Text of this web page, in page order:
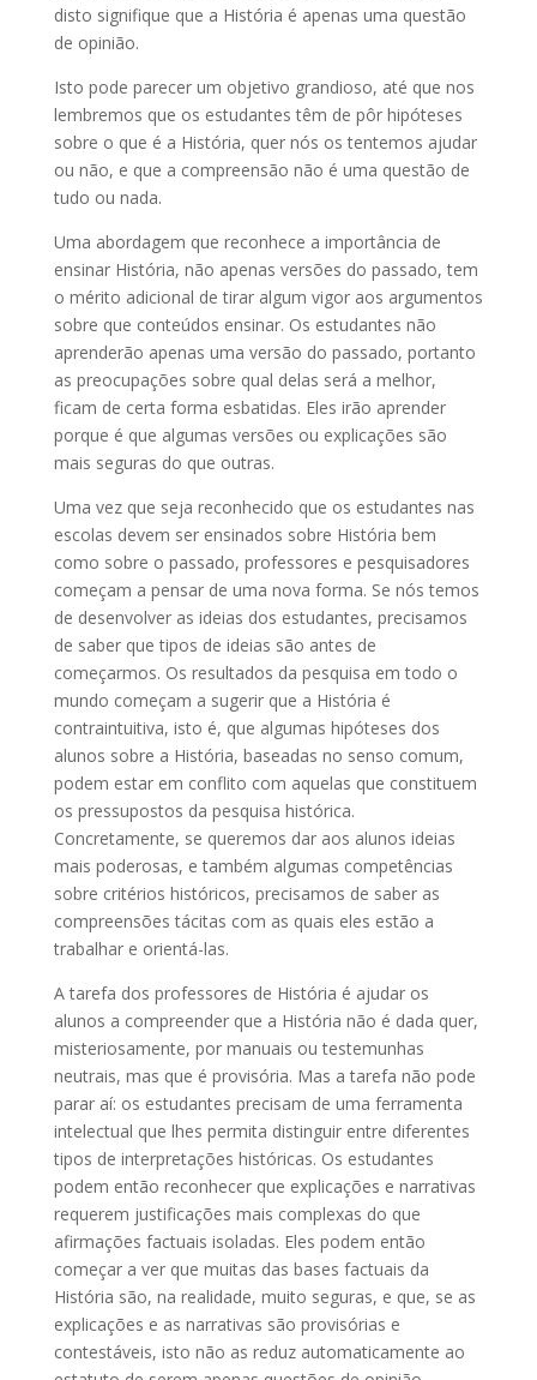
disto signifique que a História é apenas uma questão
de opinião.
Isto pode parecer um objetivo grandioso, até que nos
lembremos que os estudantes têm de pôr hipóteses
sobre o que é a História, quer nós os tentemos ajudar
ou não, e que a compreensão não é uma questão de
tudo ou nada.
Uma abordagem que reconhece a importância de
ensinar História, não apenas versões do passado, tem
o mérito adicional de tirar algum vigor aos argumentos
sobre que conteúdos ensinar. Os estudantes não
aprenderão apenas uma versão do passado, portanto
as preocupações sobre qual delas será a melhor,
ficam de certa forma esbatidas. Eles irão aprender
porque é que algumas versões ou explicações são
mais seguras do que outras.
Uma vez que seja reconhecido que os estudantes nas
escolas devem ser ensinados sobre História bem
como sobre o passado, professores e pesquisadores
começam a pensar de uma nova forma. Se nós temos
de desenvolver as ideias dos estudantes, precisamos
de saber que tipos de ideias são antes de
começarmos. Os resultados da pesquisa em todo o
mundo começam a sugerir que a História é
contraintuitiva, isto é, que algumas hipóteses dos
alunos sobre a História, baseadas no senso comum,
podem estar em conflito com aquelas que constituem
os pressupostos da pesquisa histórica.
Concretamente, se queremos dar aos alunos ideias
mais poderosas, e também algumas competências
sobre critérios históricos, precisamos de saber as
compreensões tácitas com as quais eles estão a
trabalhar e orientá-las.
A tarefa dos professores de História é ajudar os
alunos a compreender que a História não é dada quer,
misteriosamente, por manuais ou testemunhas
neutrais, mas que é provisória. Mas a tarefa não pode
parar aí: os estudantes precisam de uma ferramenta
intelectual que lhes permita distinguir entre diferentes
tipos de interpretações históricas. Os estudantes
podem então reconhecer que explicações e narrativas
requerem justificações mais complexas do que
afirmações factuais isoladas. Eles podem então
começar a ver que muitas das bases factuais da
História são, na realidade, muito seguras, e que, se as
explicações e as narrativas são provisórias e
contestáveis, isto não as reduz automaticamente ao